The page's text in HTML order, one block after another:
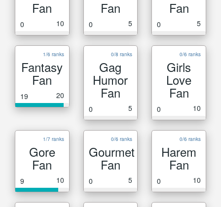
Fan
0 10
Fan
0 5
Fan
0 5
1/6 ranks
Fantasy
Fan
19 20
0/8 ranks
Gag
Humor
Fan
0 5
0/6 ranks
Girls
Love
Fan
0 10
1/7 ranks
Gore
Fan
9 10
0/6 ranks
Gourmet
Fan
0 5
0/6 ranks
Harem
Fan
0 10